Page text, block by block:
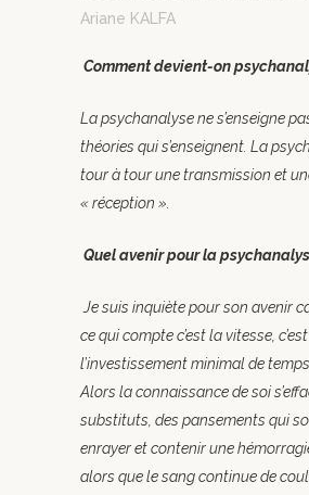
Ariane KALFA
Comment devient-on
La psychanalyse ne s’enseigne
théories qui s’enseignent. La
tour à tour une transmission et
« réception ».
Quel avenir pour la
Je suis inquiète pour son avenir
ce qui compte c’est la vitesse, c’est
l’investissement minimal de temps
Alors la connaissance de soi
substituts, des pansements qui
enrayer et contenir une
alors que le sang continue de